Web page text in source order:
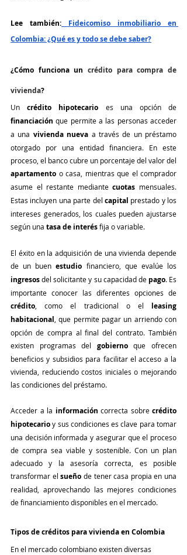
Lee también: Fideicomiso inmobiliario en
Colombia: ¿Qué es y todo se debe saber?
¿Cómo funciona un crédito para compra de
vivienda?
Un crédito hipotecario
financiación que permite a las personas acceder
a una vivienda nueva a través de un préstamo
otorgado por una entidad financiera. En este
apartamento o casa, mientras que el comprador
asume el restante mediante cuotas mensuales.
Estas incluyen una parte del capital prestado y los
intereses generados, los cuales pueden ajustarse
según una tasa de interés fija o variable.
El éxito en la adquisición de una vivienda depende
de un buen estudio
ingresos del solicitante y su capacidad de pago. Es
crédito, como el tradicional o el leasing
habitacional, que permite pagar un arriendo con
opción de compra al final del contrato. También
existen programas del gobierno que ofrecen
beneficios y subsidios para facilitar el acceso a la
vivienda, reduciendo costos iniciales o mejorando
las condiciones del préstamo.
Acceder a la información correcta sobre crédito
hipotecario y sus condiciones es clave para tomar
una decisión informada y asegurar que el proceso
de compra sea viable y sostenible. Con un plan
adecuado y la asesoría correcta, es posible
transformar el sueño de tener casa propia en una
realidad, aprovechando las mejores condiciones
de financiamiento disponibles en el mercado.
Tipos de créditos para vivienda en Colombia
En el mercado colombiano existen diversas